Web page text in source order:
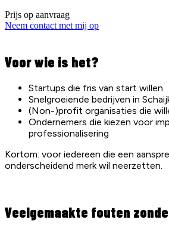
Prijs op aanvraag
Neem contact met mij op
Voor wie is het?
Startups die fris van start willen
Snelgroeiende bedrijven in
(Non-)profit organisaties die
Ondernemers die kiezen voor
professionalisering
Kortom: voor iedereen die een
onderscheidend merk wil neerzetten.
Veelgemaakte fouten